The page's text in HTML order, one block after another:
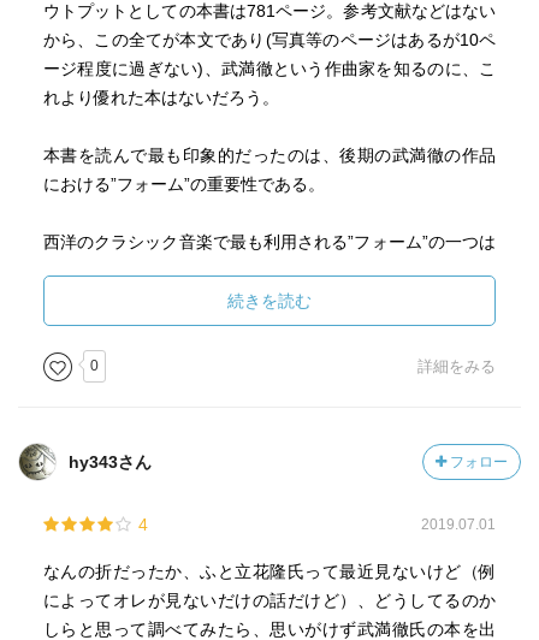
ウトプットとしての本書は781ページ。参考文献などはない
から、この全てが本文であり(写真等のページはあるが10ペ
ージ程度に過ぎない)、武満徹という作曲家を知るのに、こ
れより優れた本はないだろう。
本書を読んで最も印象的だったのは、後期の武満徹の作品
における”フォーム”の重要性である。
西洋のクラシック音楽で最も利用される”フォーム”の一つは
・提示部：2つの主題(片方が男性的であればもう片方は女
性的、というように対立的な性格付けをされるケースが多
・展開部：主題の変奏、フーガ、転調などの作曲技法を元
に、主題が発展していく
な性格を持つ2つの主題は、弁証法的に解決され、クライマ
ックスを迎える
武満徹はソナタ形式に代表される典型的な”フォーム”からの
続きを読む
0 詳細をみる
hy343さん フォロー
4 2019.07.01
なんの折だったか、ふと立花隆氏って最近見ないけど（例
によってオレが見ないだけの話だけど）、どうしてるのか
しらと思って調べてみたら、思いがけず武満徹氏の本を出